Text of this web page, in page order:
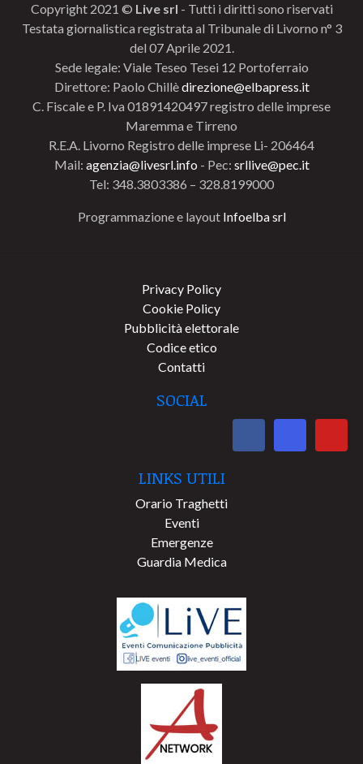
Copyright 2021 © Live srl - Tutti i diritti sono riservati
Testata giornalistica registrata al Tribunale di Livorno n° 3
del 07 Aprile 2021.
Sede legale: Viale Teseo Tesei 12 Portoferraio
Direttore: Paolo Chillèdirezione@elbapress.it
C. Fiscale e P. Iva 01891420497 registro delle imprese
Maremma e Tirreno
R.E.A. Livorno Registro delle imprese Li- 206464
Mail: agenzia@livesrl.info - Pec: srllive@pec.it
Tel: 348.3803386 – 328.8199000
Programmazione e layout Infoelba srl
Privacy Policy
Cookie Policy
Pubblicità elettorale
Codice etico
Contatti
SOCIAL
LINKS UTILI
Orario Traghetti
Eventi
Emergenze
Guardia Medica